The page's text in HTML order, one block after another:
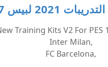
لبيس 2017
Training Kits V2 For PES
Inter Milan,
FC Barcelona,